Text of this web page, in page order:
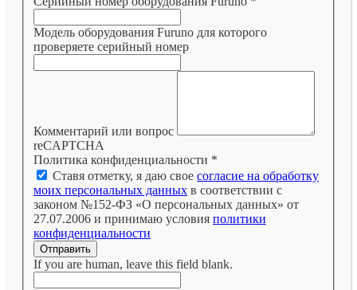
Модель оборудования Furuno для которого
проверяете серийный номер
Комментарий или вопрос
reCAPTCHA
Политика конфиденциальности *
Ставя отметку, я даю свое согласие на обработку
моих персональных данных в соответствии с
законом №152-ФЗ «О персональных данных» от
27.07.2006 и принимаю условия политики
конфиденциальности
Отправить
If you are human, leave this field blank.